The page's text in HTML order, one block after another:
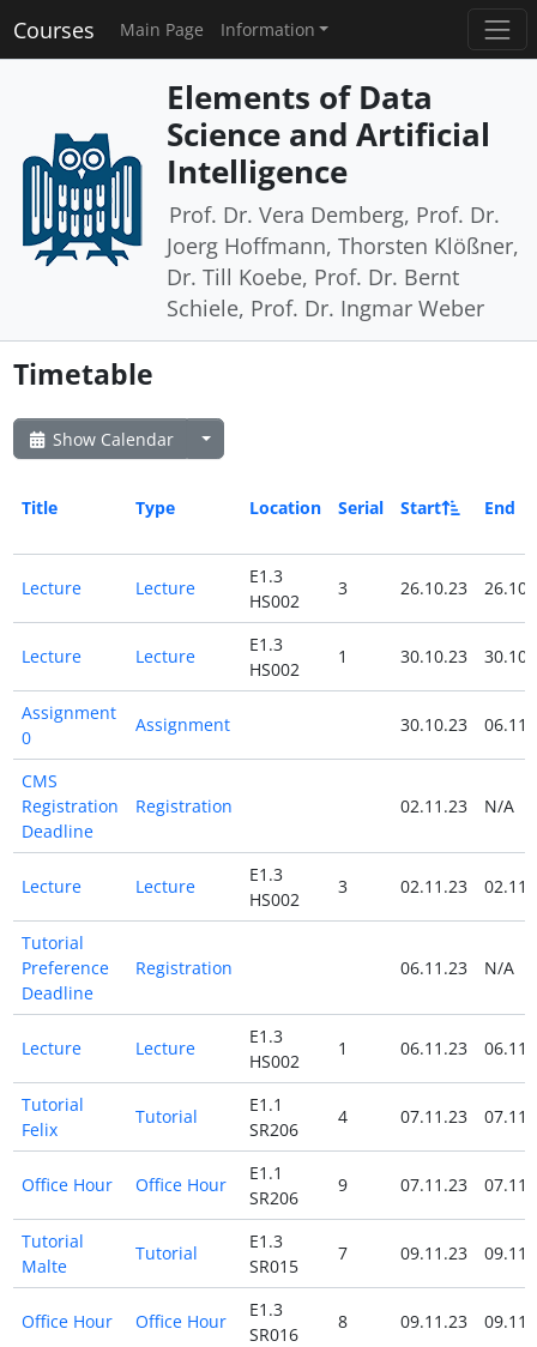
Courses Main Page Information
Elements of Data
Science and Artificial
Intelligence
Prof. Dr. Vera Demberg, Prof. Dr.
Joerg Hoffmann, Thorsten Klößner,
Dr. Till Koebe, Prof. Dr. Bernt
Schiele, Prof. Dr. Ingmar Weber
Timetable
Show Calendar
Title Type Location Serial Start End
Lecture Lecture
E1.3
HS002
3 26.10.23
Lecture Lecture
E1.3
HS002
1 30.10.23
Assignment
0
Assignment 30.10.23
CMS
Registration
Deadline
Registration 02.11.23 N/A
Lecture Lecture
E1.3
HS002
3 02.11.23
Tutorial
Preference
Deadline
Registration 06.11.23 N/A
Lecture Lecture
E1.3
HS002
1 06.11.23
Tutorial
Felix
Tutorial
E1.1
SR206
4 07.11.23
Office Hour Office Hour
E1.1
SR206
9 07.11.23
Tutorial
Malte
Tutorial
E1.3
SR015
7 09.11.23
Office Hour Office Hour
E1.3
SR016
8 09.11.23